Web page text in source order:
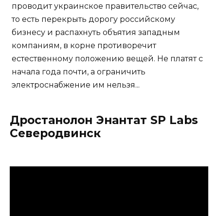
проводит украинское правительство сейчас,
то есть перекрыть дорогу российскому
бизнесу и распахнуть объятия западным
компаниям, в корне противоречит
естественному положению вещей. Не платят с
начала года почти, а ограничить
электроснабжение им нельзя...
Дростанолон Энантат SP Labs
Северодвинск